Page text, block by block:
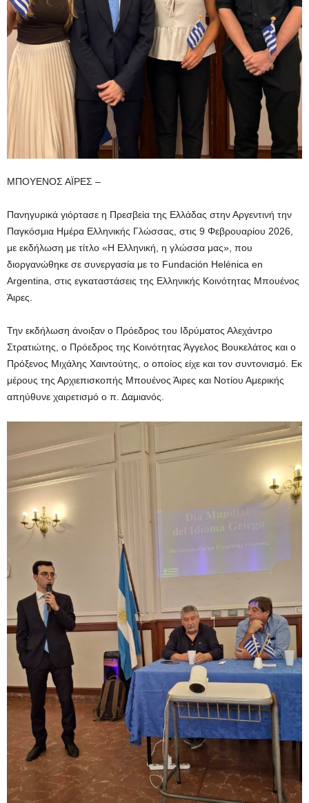
ΜΠΟΥΕΝΟΣ ΑΪΡΕΣ –
Πανηγυρικά γιόρτασε η Πρεσβεία της Ελλάδας στην Αργεντινή την
Παγκόσμια Ημέρα Ελληνικής Γλώσσας, στις 9 Φεβρουαρίου 2026,
με εκδήλωση με τίτλο «Η Ελληνική, η γλώσσα μας», που
διοργανώθηκε σε συνεργασία με το Fundación Helénica en
Argentina, στις εγκαταστάσεις της Ελληνικής Κοινότητας Μπουένος
Άιρες.
Την εκδήλωση άνοιξαν ο Πρόεδρος του Ιδρύματος Αλεχάντρο
Στρατιώτης, ο Πρόεδρος της Κοινότητας Άγγελος Βουκελάτος και ο
Πρόξενος Μιχάλης Χαιντούτης, ο οποίος είχε και τον συντονισμό. Εκ
μέρους της Αρχιεπισκοπής Μπουένος Άιρες και Νοτίου Αμερικής
απηύθυνε χαιρετισμό ο π. Δαμιανός.